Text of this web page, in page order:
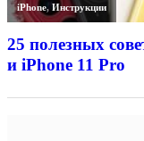
iPhone,Инструкции
25 полезных
и iPhone 11 Pro